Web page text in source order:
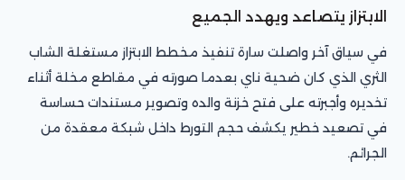
الابتزاز يتصاعد ويهدد الجميع
في سياق آخر واصلت سارة تنفيذ مخطط الابتزاز مستغلة الشاب
الثري الذي كان ضحية ناي بعدما صورته في مقاطع مخلة أثناء
تخديره وأجبرته على فتح خزنة والده وتصوير مستندات حساسة
في تصعيد خطير يكشف حجم التورط داخل شبكة معقدة من
الجرائم.